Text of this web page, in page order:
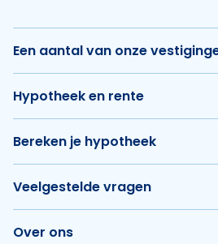
Een aantal van onze
Hypotheek en rente
Bereken je hypotheek
Veelgestelde vragen
Over ons